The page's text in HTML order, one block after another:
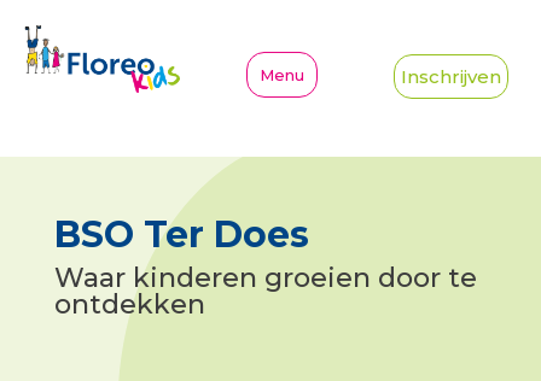
Inschrijven
BSO Ter Does
Waar kinderen groeien door te
ontdekken